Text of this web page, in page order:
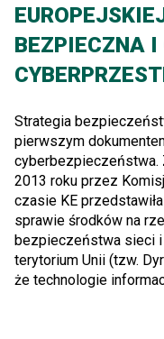
BEZPIECZNA I
Strategia
pierwszym
cyberbezpieczeństwa.
2013 roku przez
czasie KE
sprawie środków na
bezpieczeństwa sieci
terytorium Unii (tzw.
że technologie